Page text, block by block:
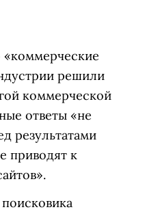
«коммерческие
решили
коммерческой
ответы «не
результатами
приводят к